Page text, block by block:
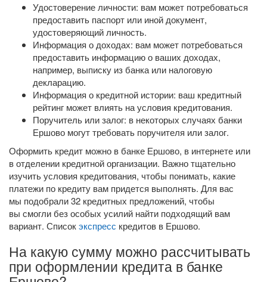
Удостоверение личности: вам может потребоваться
предоставить паспорт или иной документ,
удостоверяющий личность.
Информация о доходах: вам может потребоваться
предоставить информацию о ваших доходах,
например, выписку из банка или налоговую
декларацию.
Информация о кредитной истории: ваш кредитный
рейтинг может влиять на условия кредитования.
Поручитель или залог: в некоторых случаях банки
Ершово могут требовать поручителя или залог.
Оформить кредит можно в банке Ершово, в интернете или
в отделении кредитной организации. Важно тщательно
изучить условия кредитования, чтобы понимать, какие
платежи по кредиту вам придется выполнять. Для вас
мы подобрали 32 кредитных предложений, чтобы
вы смогли без особых усилий найти подходящий вам
вариант. Списокэкспресс кредитов в Ершово.
На какую сумму можно рассчитывать
при оформлении кредита в банке